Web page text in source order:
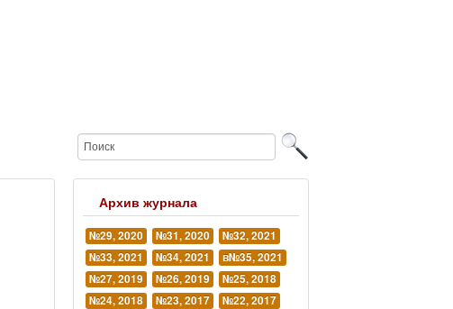
Архив журнала
№29, 2020 №31, 2020
№32, 2021
№33, 2021
№34, 2021
в№35, 2021
№27, 2019
№26, 2019
№25, 2018
№24, 2018
№23, 2017
№22, 2017